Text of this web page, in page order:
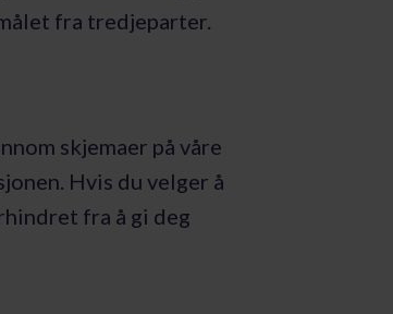
fra tredjeparter.
skjemaer på våre
Hvis du velger å
fra å gi deg